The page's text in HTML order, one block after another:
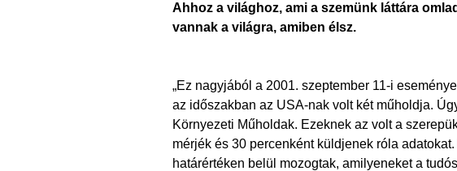
Ahhoz a világhoz, ami a szemünk láttára
vannak a világra, amiben élsz.
„Ez nagyjából a 2001. szeptember 11-i
az időszakban az USA-nak volt két műholdja.
Környezeti Műholdak. Ezeknek az volt a
mérjék és 30 percenként küldjenek róla
határértéken belül mozogtak, amilyeneket a